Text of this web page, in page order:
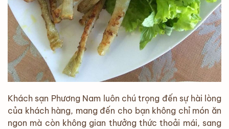
Khách sạn Phương Nam luôn chú trọng đến sự hài lòng
của khách hàng, mang đến cho bạn không chỉ món ăn
ngon mà còn không gian thưởng thức thoải mái, sang